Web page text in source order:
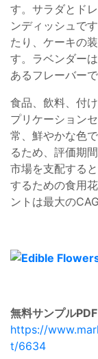
す。サラダとド
ンディッシュで
たり、ケーキの
す。ラベンダー
あるフレーバーで
食品、飲料、付
プリケーション
常、鮮やかな色
るため、評価期
市場を支配する
するための食用
ントは最大の
無料サンプル
https://
t/6634